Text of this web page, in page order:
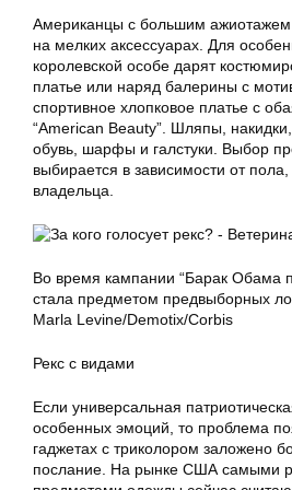
Американцы с большим ажиотажем
на мелких аксессуарах. Для
королевской особе дарят
платье или наряд балерины с
спортивное хлопковое платье с
“American Beauty”. Шляпы,
обувь, шарфы и галстуки. Выбор
выбирается в зависимости от
владельца.
Во время кампании “Барак Обама
стала предметом предвыборных
Marla Levine/Demotix/Corbis
Рекс с видами
Если универсальная
особенных эмоций, то проблема
гаджетах с триколором заложено
послание. На рынке США самыми